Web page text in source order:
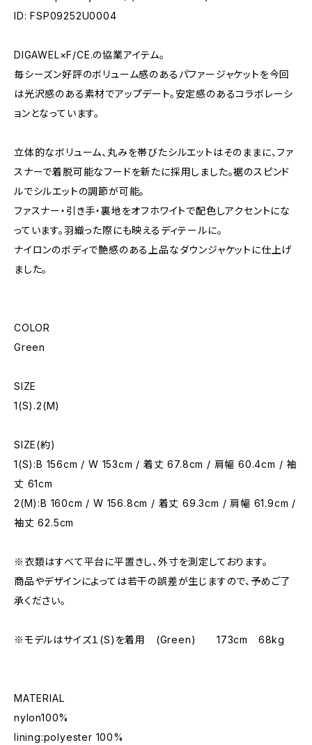
ID: FSP09252U0004
DIGAWEL×F/CE.の協業アイテム。
毎シーズン好評のボリューム感のあるパファージャケットを今回
は光沢感のある素材でアップデート。安定感のあるコラボレーシ
ョンとなっています。
立体的なボリューム、丸みを帯びたシルエットはそのままに、ファ
スナーで着脱可能なフードを新たに採用しました。裾のスピンド
ルでシルエットの調節が可能。
ファスナー・引き手・裏地をオフホワイトで配色しアクセントにな
っています。羽織った際にも映えるディテールに。
ナイロンのボディで艶感のある上品なダウンジャケットに仕上げ
ました。
COLOR
Green
SIZE
1(S).2(M)
SIZE(約)
1(S):B 156cm / W 153cm / 着丈 67.8cm / 肩幅 60.4cm / 袖
丈 61cm
2(M):B 160cm / W 156.8cm / 着丈 69.3cm / 肩幅 61.9cm /
袖丈 62.5cm
※衣類はすべて平台に平置きし、外寸を測定しております。
商品やデザインによっては若干の誤差が生じますので、予めご了
承ください。
※モデルはサイズ１(S)を着用 (Green) 173cm 68kg
MATERIAL
nylon100%
lining:polyester 100%